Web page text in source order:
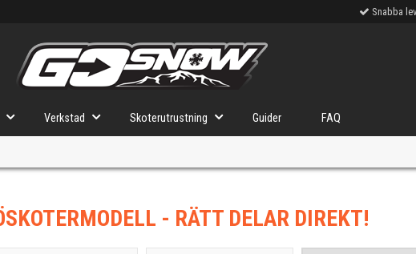
Snabba
Verkstad Skoterutrustning Guider FAQ
- RÄTT DELAR DIREKT!